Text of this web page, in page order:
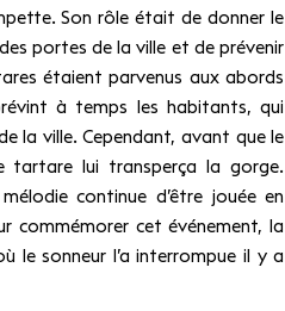
Son rôle était de donner le
portes de la ville et de prévenir
étaient parvenus aux abords
à temps les habitants, qui
la ville. Cependant, avant que le
tartare lui transperça la gorge.
continue d’être jouée en
commémorer cet événement, la
le sonneur l’a interrompue il y a